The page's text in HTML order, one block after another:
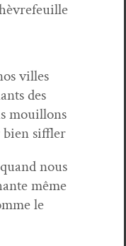
villes
des
mouil­lons
bien siffler
nous
même
le